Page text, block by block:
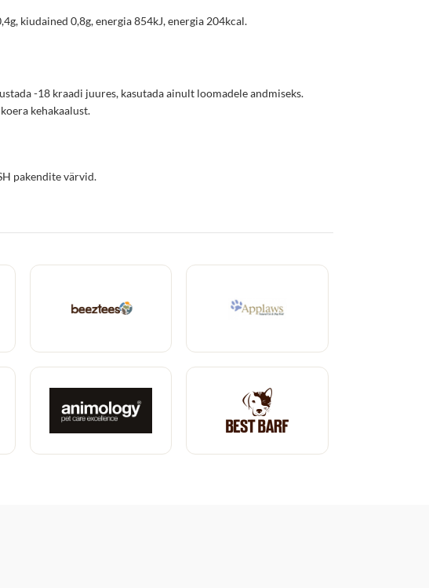
kiudained 0,8g, energia 854kJ, energia 204kcal.
-18 kraadi juures, kasutada ainult loomadele andmiseks.
kehakaalust.
pakendite värvid.